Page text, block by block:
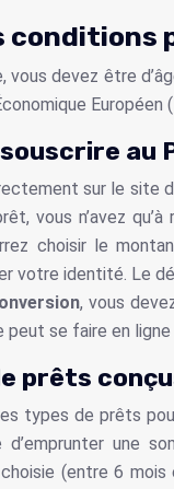
conditions
vous devez être
sur le site
vous n’avez
choisir le
votre identité. Le
, vous
se faire en
prêts
types de prêts
d’emprunter une
(entre 6